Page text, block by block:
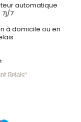
automatique
7
à domicile ou en